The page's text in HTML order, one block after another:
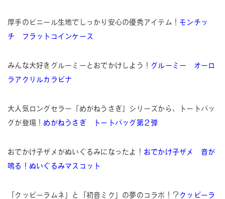
厚手のビニール生地でしっかり安心の優秀アイテム！ モンチッ
チ フラットコインケース
みんな大好きグルーミーとおでかけしよう！ グルーミー オーロ
ラアクリルカラビナ
大人気ロングセラー『めがねうさぎ』シリーズから、トートバッ
グが登場！ めがねうさぎ トートバッグ第２弾
おでかけ子ザメがぬいぐるみになったよ！ おでかけ子ザメ 音が
鳴る！ぬいぐるみマスコット
「クッピーラムネ」と「初音ミク」の夢のコラボ！？ クッピーラ